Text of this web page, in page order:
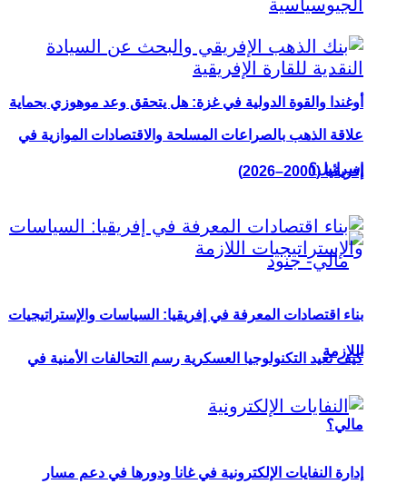
أوغندا والقوة الدولية في غزة: هل يتحقق وعد موهوزي بحماية
إسرائيل؟
كيف تعيد التكنولوجيا العسكرية رسم التحالفات الأمنية في
مالي؟
علاقة الذهب بالصراعات المسلحة والاقتصادات الموازية في
إفريقيا (2000–2026)
بناء اقتصادات المعرفة في إفريقيا: السياسات والإستراتيجيات
اللازمة
إدارة النفايات الإلكترونية في غانا ودورها في دعم مسار